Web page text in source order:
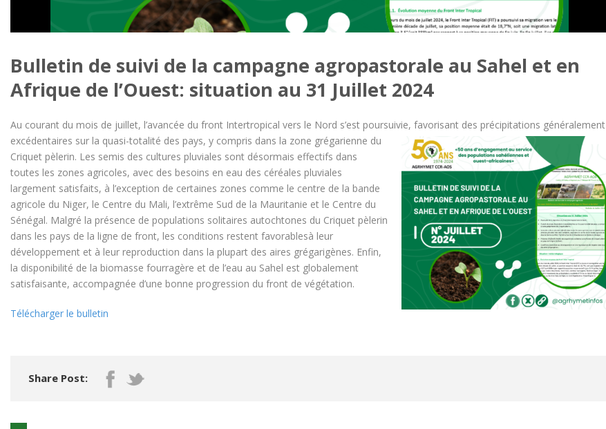
Bulletin de suivi de la campagne agropastorale au Sahel et en
Afrique de l’Ouest: situation au 31 Juillet 2024
Au courant du mois de juillet, l’avancée du front Intertropical vers le Nord s’est poursuivie, favorisant des précipitations généralement
excédentaires sur la quasi-totalité des pays, y compris dans la zone grégarienne du
Criquet pèlerin. Les semis des cultures pluviales sont désormais effectifs dans
toutes les zones agricoles, avec des besoins en eau des céréales pluviales
largement satisfaits, à l’exception de certaines zones comme le centre de la bande
agricole du Niger, le Centre du Mali, l’extrême Sud de la Mauritanie et le Centre du
Sénégal. Malgré la présence de populations solitaires autochtones du Criquet pèlerin
dans les pays de la ligne de front, les conditions restent favorablesà leur
développement et à leur reproduction dans la plupart des aires grégarigènes. Enfin,
la disponibilité de la biomasse fourragère et de l’eau au Sahel est globalement
satisfaisante, accompagnée d’une bonne progression du front de végétation.
Télécharger le bulletin
Share Post: